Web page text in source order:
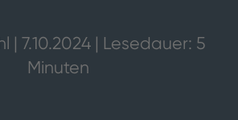
| 7.10.2024 | Lesedauer: 5
Minuten